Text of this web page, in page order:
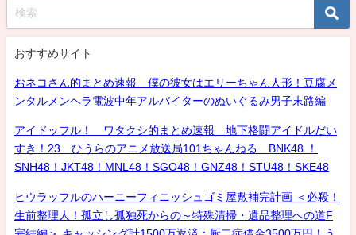
おすすめサイト
おネコさん的まとめ速報 僕の彼女はエリーちゃん人形！豆腐メ
ンタルメンヘラ電波中年アルバイターのぬいぐるみ男子末路編
アイドッフル！ ワタクシ的まとめ速報 地下格闘アイドルだい
すき！23 ひうらのアニメ放送局101ちゃんねる BNK48 ！
SNH48！JKT48！MNL48！SGO48！GNZ48！STU48！SKE48
ヒウラッフルのハーニーフィニッシュゴミ屋敷補完計画 ＜必殺！
生前整理人！孤立し孤独死からの～特殊清掃・遺品整理への道F